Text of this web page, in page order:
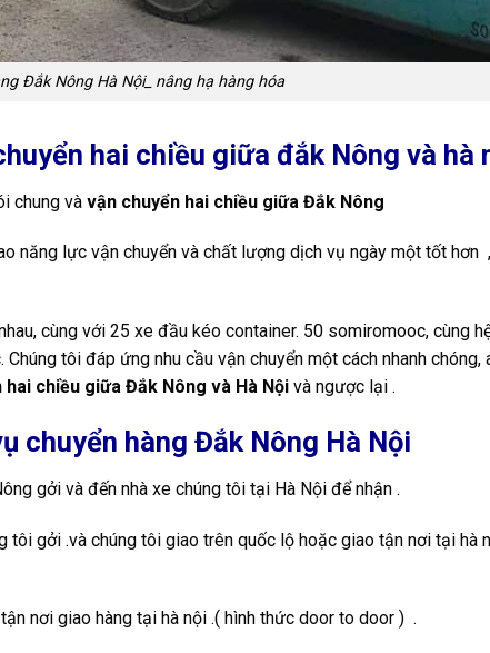
Đắk Nông Hà Nội_ nâng hạ hàng hóa
hai chiều giữa đắk Nông và hà
chung và vận chuyển hai chiều giữa Đắk Nông
năng lực vận chuyển và chất lượng dịch vụ ngày một tốt hơn
cùng với 25 xe đầu kéo container. 50 somiromooc, cùng
tôi đáp ứng nhu cầu vận chuyển một cách nhanh chóng,
hai chiều giữa Đắk Nông và Hà Nội và ngược lại .
chuyển hàng Đắk Nông Hà Nội
gởi và đến nhà xe chúng tôi tại Hà Nội để nhận .
tôi gởi .và chúng tôi giao trên quốc lộ hoặc giao tận nơi tại hà
nơi giao hàng tại hà nội .( hình thức door to door ) .